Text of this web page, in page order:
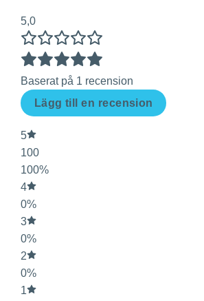
5,0
Baserat på 1 recension
Lägg till en recension
5
100
100%
4
0%
3
0%
2
0%
1